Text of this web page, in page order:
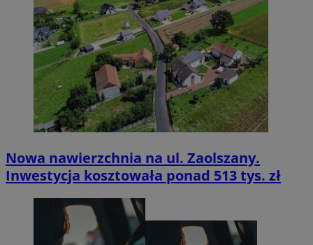
Nowa nawierzchnia na ul. Zaolszany.
Inwestycja kosztowała ponad 513 tys. zł